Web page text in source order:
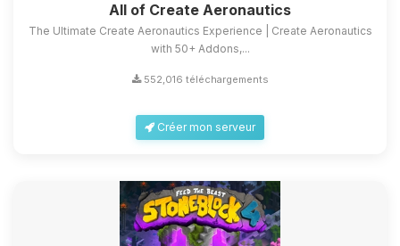
All of Create Aeronautics
The Ultimate Create Aeronautics Experience | Create Aeronautics
with 50+ Addons,...
552,016 téléchargements
Créer mon serveur